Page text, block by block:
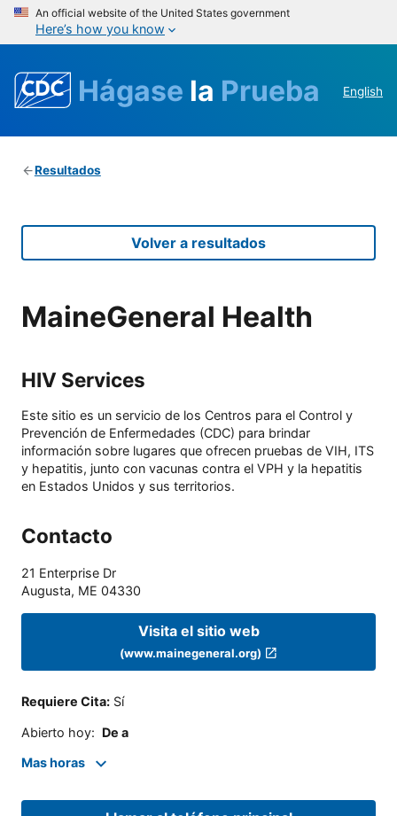
An official website of the United States government
Here’s how you know
Hágase la Prueba English
Resultados
Volver a resultados
MaineGeneral Health
HIV Services
Este sitio es un servicio de los Centros para el Control y
Prevención de Enfermedades (CDC) para brindar
información sobre lugares que ofrecen pruebas de VIH, ITS
y hepatitis, junto con vacunas contra el VPH y la hepatitis
en Estados Unidos y sus territorios.
Contacto
21 Enterprise Dr
Augusta, ME 04330
Visita el sitio web
(www.mainegeneral.org)
Requiere Cita: Sí
Abierto hoy: De a
Mas horas